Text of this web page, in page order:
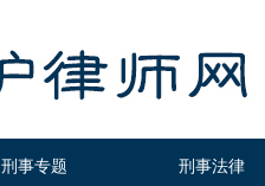
刑事专题 刑事法律